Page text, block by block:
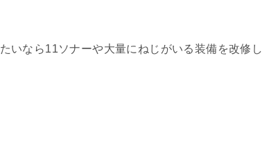
いなら11ソナーや大量にねじがいる装備を改修し